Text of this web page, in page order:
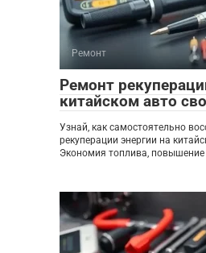
Ремонт
Ремонт
китайском авто
Узнай, как самостоятельно
рекуперации энергии на
Экономия топлива, повышение